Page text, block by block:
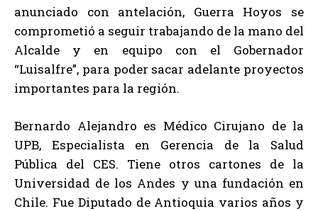
anunciado con antelación, Guerra Hoyos se
comprometió a seguir trabajando de la mano del
Alcalde y en equipo con el Gobernador
“Luisalfre”, para poder sacar adelante proyectos
importantes para la región.
Bernardo Alejandro es Médico Cirujano de la
UPB, Especialista en Gerencia de la Salud
Pública del CES. Tiene otros cartones de la
Universidad de los Andes y una fundación en
Chile. Fue Diputado de Antioquia varios años y